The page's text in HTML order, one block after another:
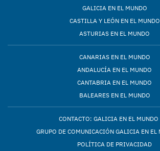
GALICIA EN EL MUNDO
CASTILLA Y LEÓN EN EL MUNDO
ASTURIAS EN EL MUNDO
CANARIAS EN EL MUNDO
ANDALUCÍA EN EL MUNDO
CANTABRIA EN EL MUNDO
BALEARES EN EL MUNDO
CONTACTO: GALICIA EN EL MUNDO
GRUPO DE COMUNICACIÓN GALICIA EN EL
POLÍTICA DE PRIVACIDAD